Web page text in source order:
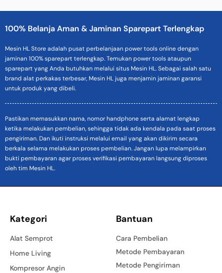
100% Belanja Aman & Jaminan Sparepart Terlengkap
Mesin HL Store adalah pusat perbelanjaan power tools online dengan
jaminan 100% sparepart terlengkap. Temukan power tools ataupun
sparepart yang Anda butuhkan melalui situs Mesin HL. Sebagai salah satu
brand alat perkakas terbesar, Mesin HL juga menjamin jaminan garansi
untuk produk yang dibeli.
Pastikan memasukkan nama, nomor handphone serta alamat lengkap
ketika melakukan pembelian, sehingga tidak ada kendala pada saat proses
pengiriman. Dan ikuti instruksi melalui email yang akan dikirim secara
berkala selama melakukan proses pembelian. Jangan lupa melampirkan
bukti pembayaran agar proses verifikasi pembayaran langsung diproses
oleh tim Mesin HL.
Kategori
Alat Semprot
Home Living
Kompresor Angin
Bantuan
Cara Pembelian
Metode Pembayaran
Metode Pengiriman